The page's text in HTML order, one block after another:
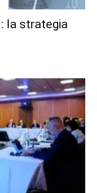
la strategia